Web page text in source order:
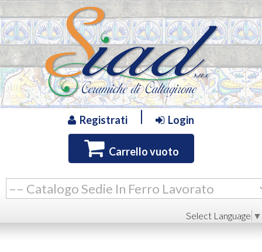
Registrati Login
Carrello vuoto
Select Language ▼